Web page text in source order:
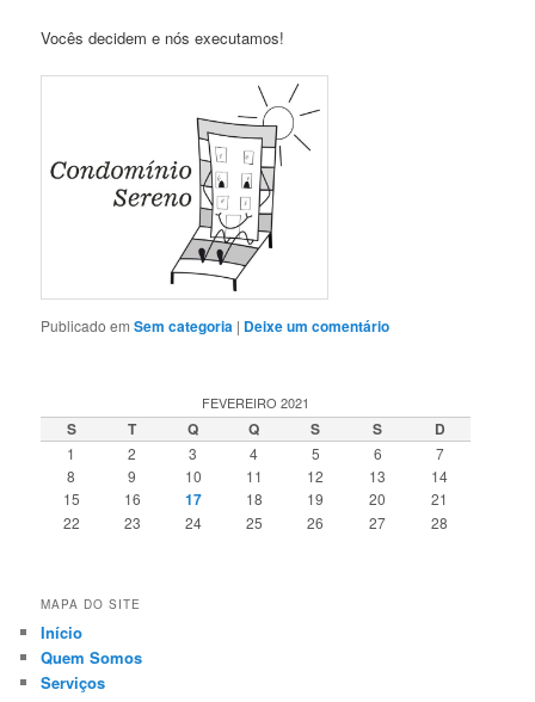
Vocês decidem e nós executamos!
Publicado em Sem categoria | Deixe um comentário
FEVEREIRO 2021
S T Q Q S S D
1 2 3 4 5 6
7
8
9 10 11 12 13
14
15
16 17 18 19 20
21
22
23 24 25 26 27 28
MAPA DO SITE
Início
Quem Somos
Serviços